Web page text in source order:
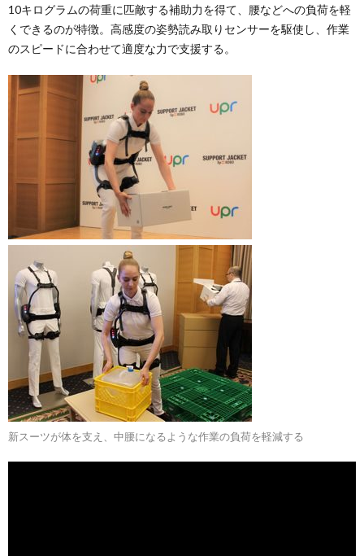
10キログラムの荷重に匹敵する補助力を得て、腰などへの負荷を軽
くできるのが特徴。高感度の姿勢読み取りセンサーを駆使し、作業
のスピードに合わせて適度な力で支援する。
新スーツが体を支え、中腰になるような作業の負荷を軽減する